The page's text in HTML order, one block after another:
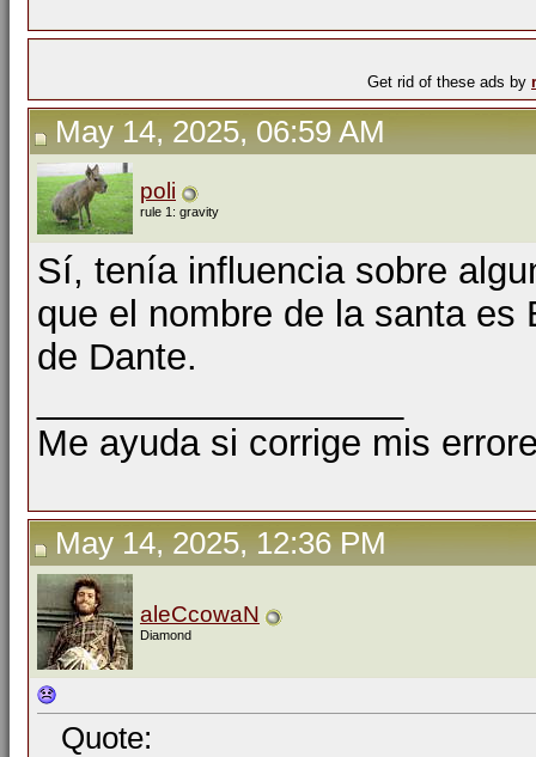
Get rid of these ads by
May 14, 2025, 06:59 AM
poli
rule 1: gravity
Sí, tenía influencia sobre
que el nombre de la santa
de Dante.
Me ayuda si corrige mis
May 14, 2025, 12:36 PM
aleCcowaN
Diamond
Quote: